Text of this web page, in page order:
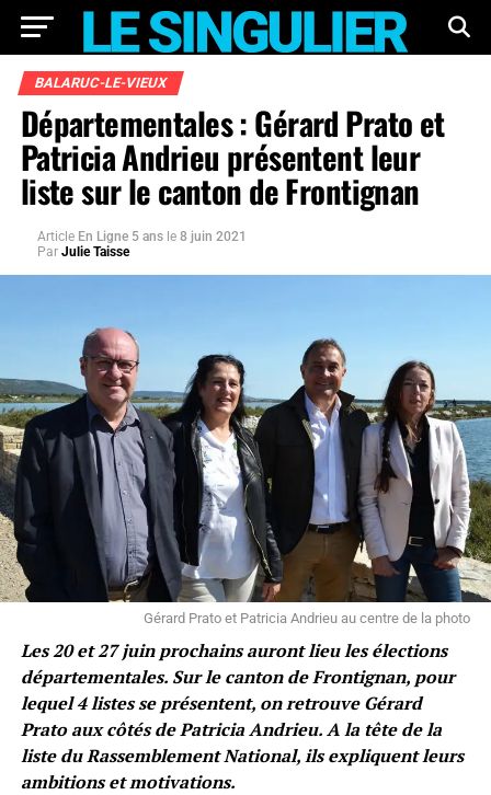
BALARUC-LE-VIEUX
Départementales : Gérard Prato et
Patricia Andrieu présentent leur
liste sur le canton de Frontignan
Article En Ligne 5 ans le 8 juin 2021
Par Julie Taisse
Gérard Prato et Patricia Andrieu au centre de la photo
Les 20 et 27 juin prochains auront lieu les élections
départementales. Sur le canton de Frontignan, pour
lequel 4 listes se présentent, on retrouve Gérard
Prato aux côtés de Patricia Andrieu. A la tête de la
liste du Rassemblement National, ils expliquent leurs
ambitions et motivations.